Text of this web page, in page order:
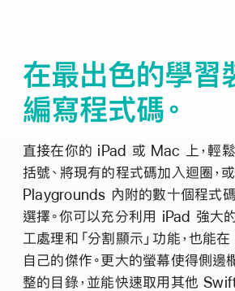
在最出色的學習
編寫程式碼。
直接在你的 iPad 或 Mac 上，輕
括號、將現有的程式碼加入迴圈，
Playgrounds 內附的數十個程式
選擇。你可以充分利用 iPad 強大的
工處理和「分割顯示」功能，也能
自己的傑作。更大的螢幕使得側邊
整的目錄，並能快速取用其他